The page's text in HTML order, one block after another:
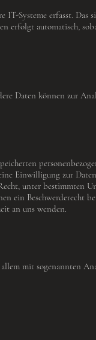
Systeme erfasst. Das
erfolgt automatisch,
Daten können zur
Einwilligung zur
unter bestimmten
ein Beschwerderecht
an uns wenden.
mit sogenannten